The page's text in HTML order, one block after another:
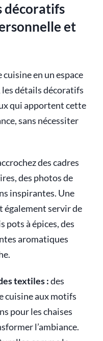
décoratifs
et
en un espace
détails décoratifs
qui apportent cette
sans nécessiter
des cadres
des photos de
inspirantes. Une
également servir de
pots à épices, des
aromatiques
textiles :des
cuisine aux motifs
pour les chaises
l’ambiance.